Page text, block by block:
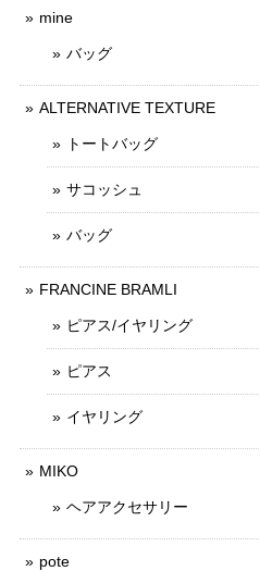
mine
バッグ
ALTERNATIVE TEXTURE
トートバッグ
サコッシュ
バッグ
FRANCINE BRAMLI
ピアス/イヤリング
ピアス
イヤリング
MIKO
ヘアアクセサリー
pote